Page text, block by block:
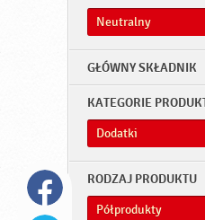
Neutralny
GŁÓWNY SKŁADNIK
KATEGORIE
Dodatki
RODZAJ PRODUKTU
Półprodukty